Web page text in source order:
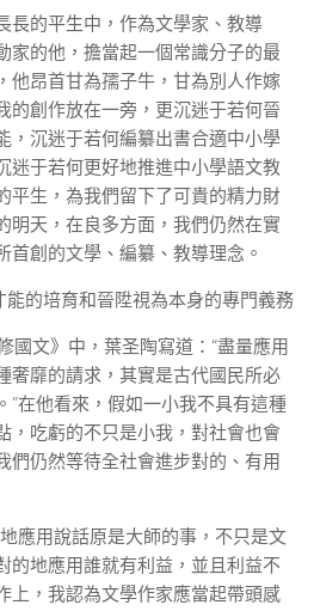
長的平生中，作為文學家、教導
家的他，擔當起一個常識分子的最
他昂首甘為孺子牛，甘為別人作嫁
的創作放在一旁，更沉迷于若何晉
，沉迷于若何編纂出書合適中小學
迷于若何更好地推進中小學語文教
平生，為我們留下了可貴的精力財
明天，在良多方面，我們仍然在實
首創的文學、編纂、教導理念。
能的培育和晉陞視為本身的專門義務
國文》中，葉圣陶寫道：“盡量應用
奢靡的請求，其實是古代國民所必
”在他看來，假如一小我不具有這種
，吃虧的不只是小我，對社會也會
們仍然等待全社會進步對的、有用
應用說話原是大師的事，不只是文
的地應用誰就有利益，並且利益不
上，我認為文學作家應當起帶頭感